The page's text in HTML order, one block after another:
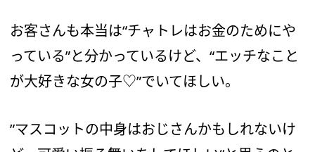
お客さんも本当は“チャトレはお金のためにや
っている”と分かっているけど、“エッチなこと
が大好きな女の子♡”でいてほしい。
”マスコットの中身はおじさんかもしれないけ